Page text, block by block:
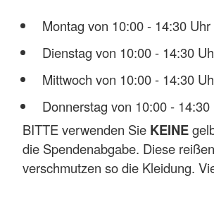
Montag von 10:00 - 14:30 Uhr
Dienstag von 10:00 - 14:30
Mittwoch von 10:00 - 14:30
Donnerstag von 10:00 - 14:30
BITTE verwenden Sie KEINE
die Spendenabgabe. Diese
verschmutzen so die Kleidung.